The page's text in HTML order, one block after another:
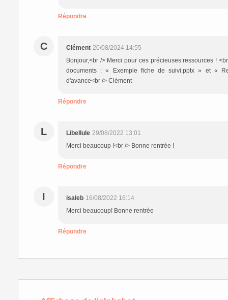
Répondre
C Clément 20/08/2024 14:55
Bonjour,<br /> Merci pour ces précieuses ressources !
documents : « Exemple fiche de suivi.pptx » et «
d'avance<br /> Clément
Répondre
L Libellule 29/08/2022 13:01
Merci beaucoup !<br /> Bonne rentrée !
Répondre
I isaleb 16/08/2022 16:14
Merci beaucoup! Bonne rentrée
Répondre